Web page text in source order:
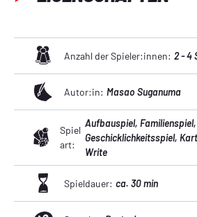
Anzahl der Spieler:innen: 2 - 4
Autor:in: Masao Suganuma
Spiel
art:
Aufbauspiel, Familienspiel,
Geschicklichkeitsspiel,
Write
Spieldauer: ca. 30 min